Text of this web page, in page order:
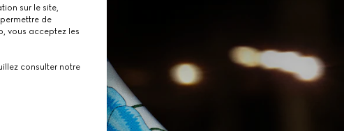
sur le site,
de
vous acceptez les
consulter notre